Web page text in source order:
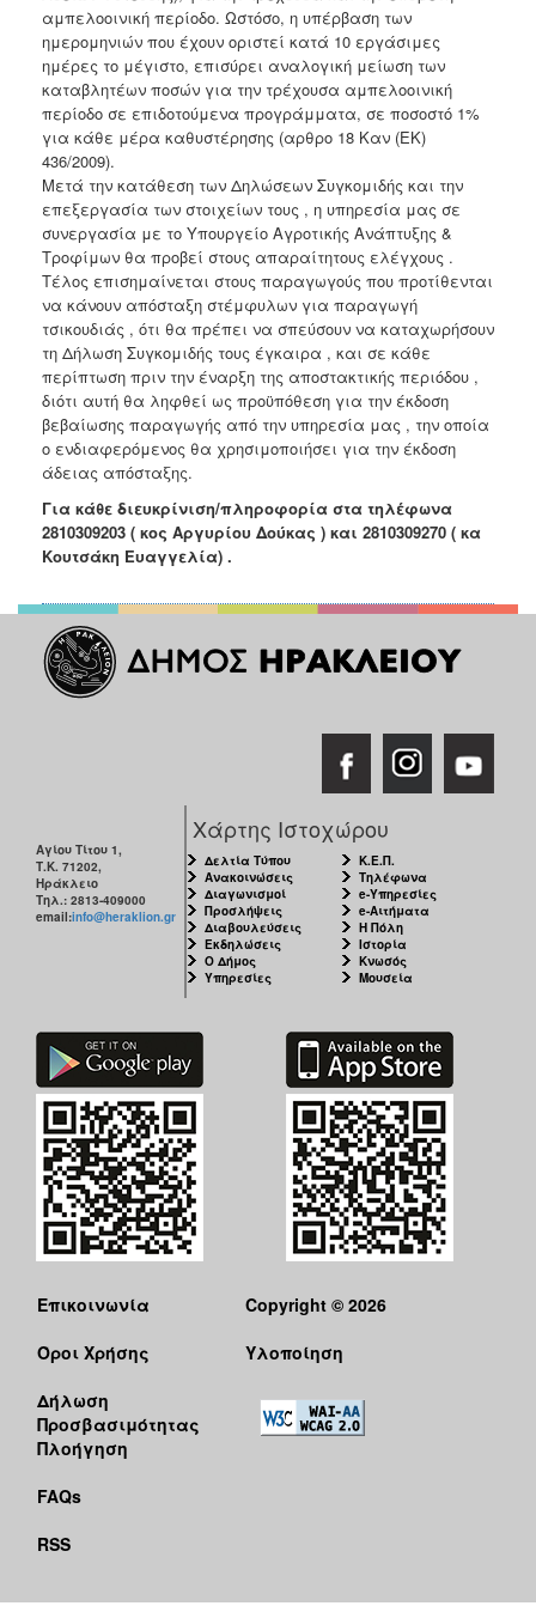
αμπελοοινική περίοδο. Ωστόσο, η υπέρβαση των
ημερομηνιών που έχουν οριστεί κατά 10 εργάσιμες
ημέρες το μέγιστο, επισύρει αναλογική μείωση των
καταβλητέων ποσών για την τρέχουσα αμπελοοινική
περίοδο σε επιδοτούμενα προγράμματα, σε ποσοστό 1%
για κάθε μέρα καθυστέρησης (αρθρο 18 Καν (ΕΚ)
436/2009).
Μετά την κατάθεση των Δηλώσεων Συγκομιδής και την
επεξεργασία των στοιχείων τους , η υπηρεσία μας σε
συνεργασία με το Υπουργείο Αγροτικής Ανάπτυξης &
Τροφίμων θα προβεί στους απαραίτητους ελέγχους .
Τέλος επισημαίνεται στους παραγωγούς που προτίθενται
να κάνουν απόσταξη στέμφυλων για παραγωγή
τσικουδιάς , ότι θα πρέπει να σπεύσουν να καταχωρήσουν
τη Δήλωση Συγκομιδής τους έγκαιρα , και σε κάθε
περίπτωση πριν την έναρξη της αποστακτικής περιόδου ,
διότι αυτή θα ληφθεί ως προϋπόθεση για την έκδοση
βεβαίωσης παραγωγής από την υπηρεσία μας , την οποία
ο ενδιαφερόμενος θα χρησιμοποιήσει για την έκδοση
άδειας απόσταξης.
Για κάθε διευκρίνιση/πληροφορία στα τηλέφωνα
2810309203 ( κος Αργυρίου Δούκας ) και 2810309270 ( κα
Κουτσάκη Ευαγγελία) .
Αγίου Τίτου 1,
Τ.Κ. 71202,
Ηράκλειο
Τηλ.: 2813-409000
email:info@heraklion.gr
Χάρτης Ιστοχώρου
Δελτία Τύπου
Ανακοινώσεις
Διαγωνισμοί
Προσλήψεις
Διαβουλεύσεις
Εκδηλώσεις
Ο Δήμος
Υπηρεσίες
Κ.Ε.Π.
Τηλέφωνα
e-Υπηρεσίες
e-Αιτήματα
Η Πόλη
Ιστορία
Κνωσός
Μουσεία
Επικοινωνία
Όροι Χρήσης
Δήλωση
Προσβασιμότητας
Πλοήγηση
FAQs
RSS
Copyright © 2026
Υλοποίηση